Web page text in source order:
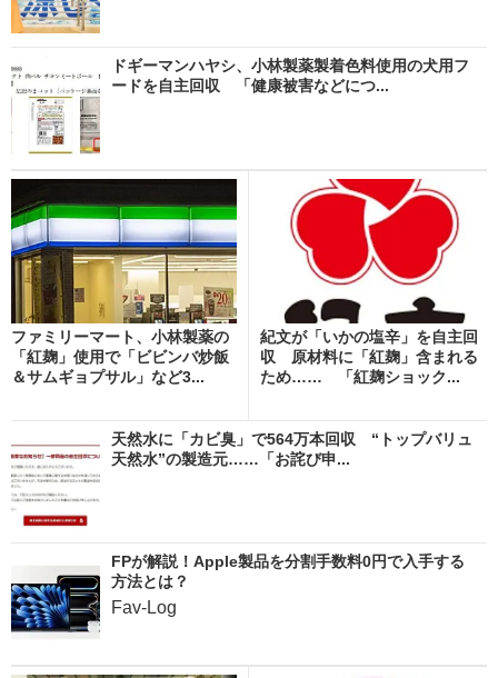
ドギーマンハヤシ、小林製薬製着色料使用の犬用フ
ードを自主回収 「健康被害などにつ...
ファミリーマート、小林製薬の
「紅麹」使用で「ビビンバ炒飯
＆サムギョプサル」など3...
紀文が「いかの塩辛」を自主回
収 原材料に「紅麹」含まれる
ため…… 「紅麹ショック...
天然水に「カビ臭」で564万本回収 “トップバリュ
天然水”の製造元……「お詫び申...
FPが解説！Apple製品を分割手数料0円で入手する
方法とは？
Fav-Log